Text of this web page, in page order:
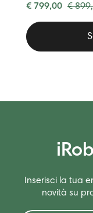
Inserisci la tua
novità su